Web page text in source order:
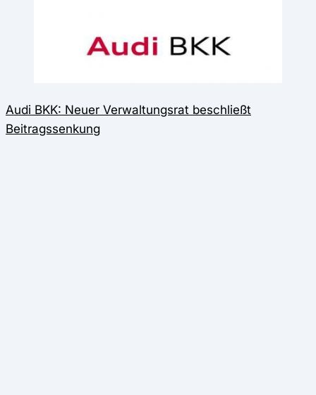
Audi BKK: Neuer Verwaltungsrat beschließt
Beitragssenkung